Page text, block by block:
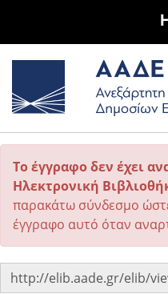
Το έγγραφο δεν έχει
Ηλεκτρονική
παρακάτω σύνδεσμο
έγγραφο αυτό όταν